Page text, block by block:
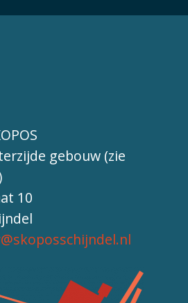
gebouw (zie
10